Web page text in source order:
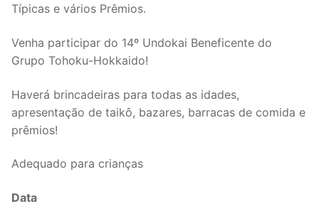
Típicas e vários Prêmios.
Venha participar do 14º Undokai Beneficente do
Grupo Tohoku-Hokkaido!
Haverá brincadeiras para todas as idades,
apresentação de taikô, bazares, barracas de comida e
prêmios!
Adequado para crianças
Data